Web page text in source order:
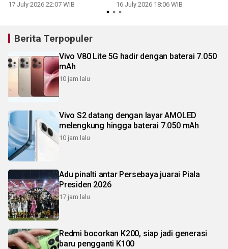
17 July 2026 22:07 WIB 16 July 2026 18:06 WIB
Berita Terpopuler
Vivo V80 Lite 5G hadir dengan baterai 7.050
mAh
10 jam lalu
Vivo S2 datang dengan layar AMOLED
melengkung hingga baterai 7.050 mAh
10 jam lalu
Adu pinalti antar Persebaya juarai Piala
Presiden 2026
17 jam lalu
Redmi bocorkan K200, siap jadi generasi
baru pengganti K100